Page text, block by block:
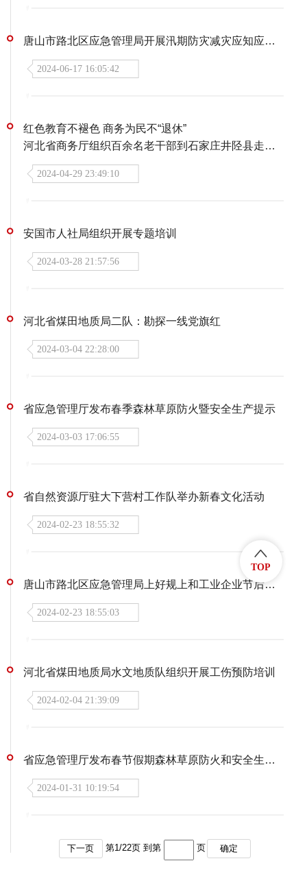
唐山市路北区应急管理局开展汛期防灾减灾应知应会知识专题培训
2024-06-17 16:05:42
红色教育不褪色 商务为民不“退休”
河北省商务厅组织百余名老干部到石家庄井陉县走访调研
2024-04-29 23:49:10
安国市人社局组织开展专题培训
2024-03-28 21:57:56
河北省煤田地质局二队：勘探一线党旗红
2024-03-04 22:28:00
省应急管理厅发布春季森林草原防火暨安全生产提示
2024-03-03 17:06:55
省自然资源厅驻大下营村工作队举办新春文化活动
2024-02-23 18:55:32
唐山市路北区应急管理局上好规上和工业企业节后开工复产第一课
2024-02-23 18:55:03
河北省煤田地质局水文地质队组织开展工伤预防培训
2024-02-04 21:39:09
省应急管理厅发布春节假期森林草原防火和安全生产提示
2024-01-31 10:19:54
下一页 第1/22页 到第 页 确定
TOP